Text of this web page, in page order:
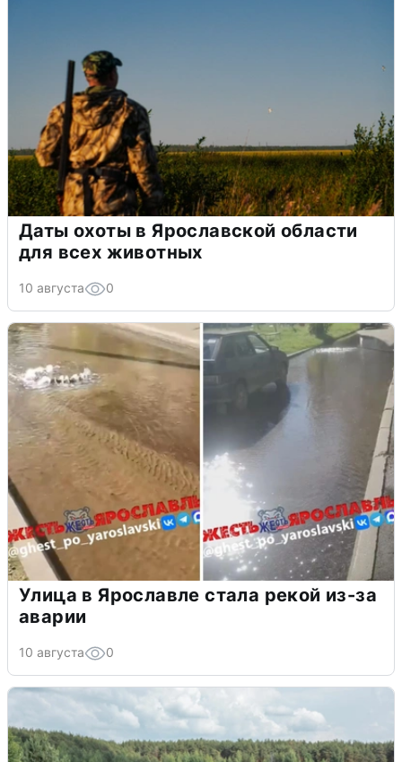
Даты охоты в Ярославской области
для всех животных
10 августа 0
Улица в Ярославле стала рекой из-за
аварии
10 августа 0